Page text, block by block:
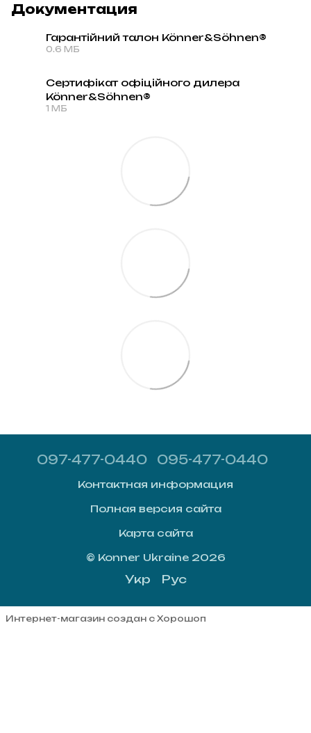
Документация
Гарантійний талон Könner&Söhnen®
0.6 МБ
Сертифікат офіційного дилера
Könner&Söhnen®
1 МБ
097-477-0440 095-477-0440
Контактная информация
Полная версия сайта
Карта сайта
© Konner Ukraine 2026
Укр Рус
Интернет-магазин создан с Хорошоп